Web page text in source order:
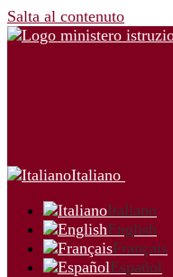
Salta al contenuto
Italiano
Italiano
English
Français
Español